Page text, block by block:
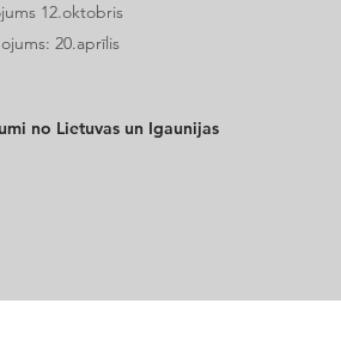
12.oktobris
20.aprīlis
no Lietuvas un Igaunijas